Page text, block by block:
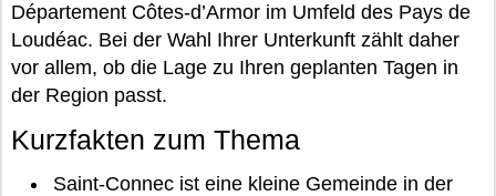
Département Côtes-d’Armor im Umfeld des Pays de
Loudéac. Bei der Wahl Ihrer Unterkunft zählt daher
vor allem, ob die Lage zu Ihren geplanten Tagen in
der Region passt.
Kurzfakten zum Thema
Saint-Connec ist eine kleine Gemeinde in der